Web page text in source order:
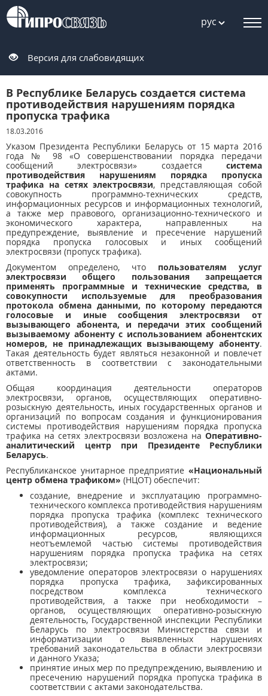
рус
Версия для слабовидящих
В Республике Беларусь создается система
противодействия нарушениям порядка
пропуска трафика
18.03.2016
Указом Президента Республики Беларусь от 15 марта 2016
года № 98 «О совершенствовании порядка передачи
сообщений электросвязи» создается система
противодействия нарушениям порядка пропуска
трафика на сетях электросвязи, представляющая собой
совокупность программно-технических средств,
информационных ресурсов и информационных технологий,
а также мер правового, организационно-технического и
экономического характера, направленных на
предупреждение, выявление и пресечение нарушений
порядка пропуска голосовых и иных сообщений
электросвязи (пропуск трафика).
Документом определено, что пользователям услуг
электросвязи общего пользования запрещается
применять программные и технические средства, в
совокупности используемые для преобразования
протокола обмена данными, по которому передаются
голосовые и иные сообщения электросвязи от
вызывающего абонента, и передачи этих сообщений
вызываемому абоненту с использованием абонентских
номеров, не принадлежащих вызывающему абоненту.
Такая деятельность будет являться незаконной и повлечет
ответственность в соответствии с законодательными
актами.
Общая координация деятельности операторов
электросвязи, органов, осуществляющих оперативно-
розыскную деятельность, иных государственных органов и
организаций по вопросам создания и функционирования
системы противодействия нарушениям порядка пропуска
трафика на сетях электросвязи возложена на Оперативно-
аналитический центр при Президенте Республики
Беларусь.
Республиканское унитарное предприятие «Национальный
центр обмена трафиком» (НЦОТ) обеспечит:
создание, внедрение и эксплуатацию программно-
технического комплекса противодействия нарушениям
порядка пропуска трафика (комплекс технического
противодействия), а также создание и ведение
информационных ресурсов, являющихся
неотъемлемой частью системы противодействия
нарушениям порядка пропуска трафика на сетях
электросвязи;
уведомление операторов электросвязи о нарушениях
порядка пропуска трафика, зафиксированных
посредством комплекса технического
противодействия, а также при необходимости –
органов, осуществляющих оперативно-розыскную
деятельность, Государственной инспекции Республики
Беларусь по электросвязи Министерства связи и
информатизации о выявленных нарушениях
требований законодательства в области электросвязи
и данного Указа;
принятие иных мер по предупреждению, выявлению и
пресечению нарушений порядка пропуска трафика в
соответствии с актами законодательства.